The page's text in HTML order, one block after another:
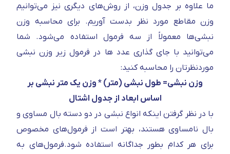
ما علاوه بر جدول وزن، از روش‌های دیگری نیز می‌توانیم
وزن مقاطع مورد نظر بدست آوریم. برای محاسبه وزن
نبشی‌ها معمولاً از سه فرمول استفاده می‌شود. شما
می‌توانید با جای گذاری عدد ها در فرمول زیر وزن نبشی
موردنظرتان را محاسبه کنید:
وزن نبشی= طول نبشی (متر) * وزن یک متر نبشی بر
اساس ابعاد از جدول اشتال
با در نظر گرفتن اینکه انواع نبشی در دو دسته بال مساوی و
بال نامساوی هستند، بهتر است از فرمول‌های مخصوص
برای هر کدام بطور جداگانه استفاده شود.فرمول‌های به